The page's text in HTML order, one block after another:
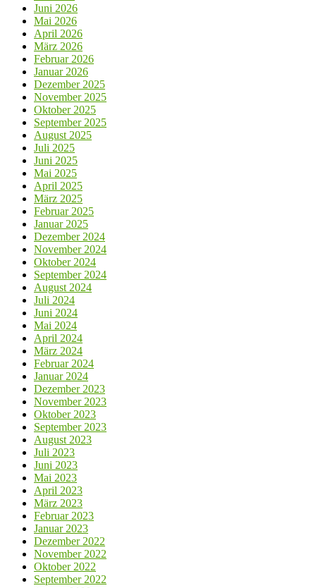
Juni 2026
Mai 2026
April 2026
März 2026
Februar 2026
Januar 2026
Dezember 2025
November 2025
Oktober 2025
September 2025
August 2025
Juli 2025
Juni 2025
Mai 2025
April 2025
März 2025
Februar 2025
Januar 2025
Dezember 2024
November 2024
Oktober 2024
September 2024
August 2024
Juli 2024
Juni 2024
Mai 2024
April 2024
März 2024
Februar 2024
Januar 2024
Dezember 2023
November 2023
Oktober 2023
September 2023
August 2023
Juli 2023
Juni 2023
Mai 2023
April 2023
März 2023
Februar 2023
Januar 2023
Dezember 2022
November 2022
Oktober 2022
September 2022